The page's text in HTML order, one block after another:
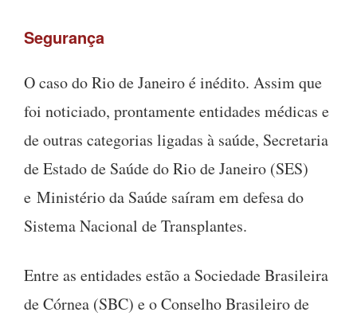
Segurança
O caso do Rio de Janeiro é inédito. Assim que
foi noticiado, prontamente entidades médicas e
de outras categorias ligadas à saúde, Secretaria
de Estado de Saúde do Rio de Janeiro (SES)
e Ministério da Saúde saíram em defesa do
Sistema Nacional de Transplantes.
Entre as entidades estão a Sociedade Brasileira
de Córnea (SBC) e o Conselho Brasileiro de